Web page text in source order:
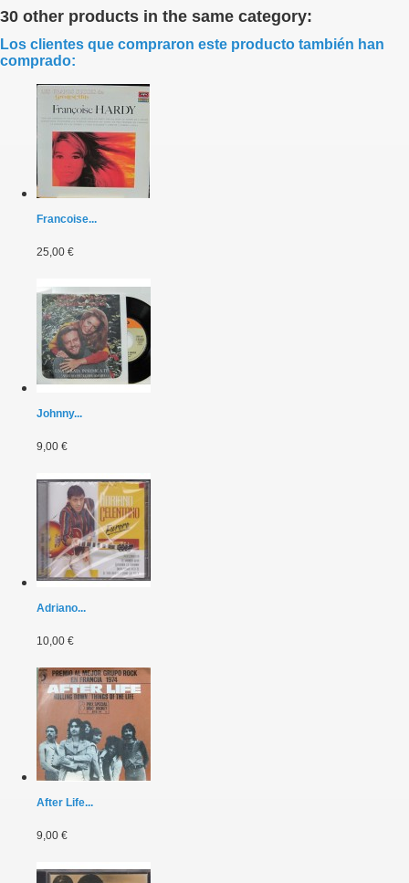
30 other products in the same category:
Los clientes que compraron este producto también han
comprado:
Francoise...
25,00 €
Johnny...
9,00 €
Adriano...
10,00 €
After Life...
9,00 €